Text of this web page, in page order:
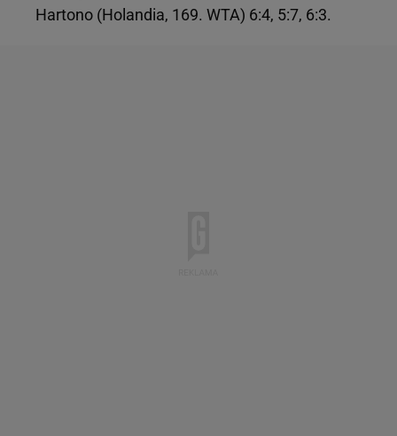
Hartono (Holandia, 169. WTA) 6:4, 5:7, 6:3.